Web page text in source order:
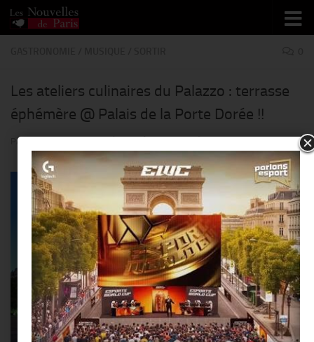
Skip to content
Les ateliers culinaires du Palazzo : terrasse
éphémère @ Palais de la Porte Dorée !!
PAR